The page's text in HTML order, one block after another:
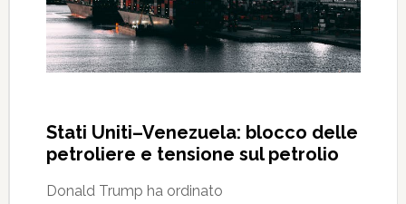
Stati Uniti–Venezuela: blocco delle
petroliere e tensione sul petrolio
Donald Trump ha ordinato